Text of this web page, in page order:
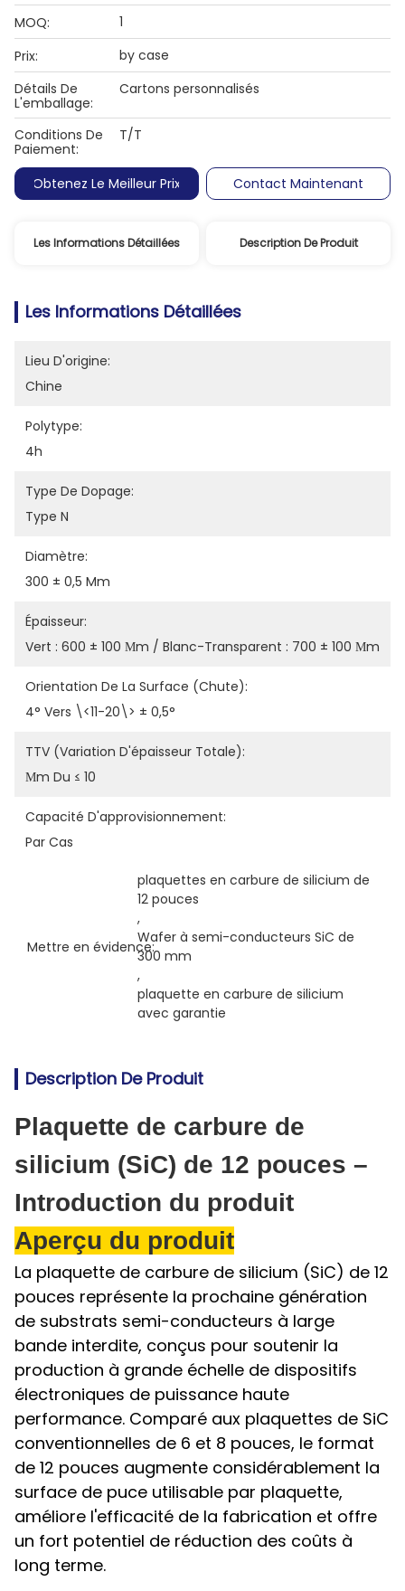
MOQ:
1
Prix:
by case
Détails De
L'emballage:
Cartons personnalisés
Conditions De
Paiement:
T/T
Obtenez Le Meilleur Prix Contact Maintenant
Les Informations Détaillées Description De Produit
Les Informations Détaillées
Lieu D'origine:
Chine
Polytype:
4h
Type De Dopage:
Type N
Diamètre:
300 ± 0,5 Mm
Épaisseur:
Vert : 600 ± 100 Μm / Blanc-Transparent : 700 ± 100 Μm
Orientation De La Surface (chute):
4° Vers \<11-20\> ± 0,5°
TTV (Variation D'épaisseur Totale):
Μm Du ≤ 10
Capacité D'approvisionnement:
Par Cas
Mettre en évidence:
plaquettes en carbure de silicium de
12 pouces
,
Wafer à semi-conducteurs SiC de
300 mm
,
plaquette en carbure de silicium
avec garantie
Description De Produit
Plaquette de carbure de
silicium (SiC) de 12 pouces –
Introduction du produit
Aperçu du produit
La plaquette de carbure de silicium (SiC) de 12
pouces représente la prochaine génération
de substrats semi-conducteurs à large
bande interdite, conçus pour soutenir la
production à grande échelle de dispositifs
électroniques de puissance haute
performance. Comparé aux plaquettes de SiC
conventionnelles de 6 et 8 pouces, le format
de 12 pouces augmente considérablement la
surface de puce utilisable par plaquette,
améliore l'efficacité de la fabrication et offre
un fort potentiel de réduction des coûts à
long terme.